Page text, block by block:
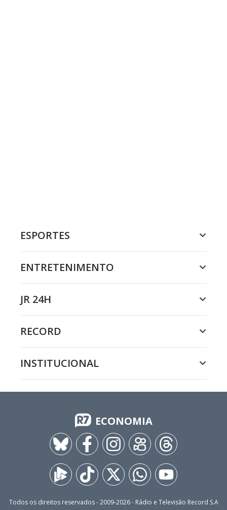
ESPORTES
ENTRETENIMENTO
JR 24H
RECORD
INSTITUCIONAL
ECONOMIA
Todos os direitos reservados - 2009-2026- Rádio e Televisão Record S.A